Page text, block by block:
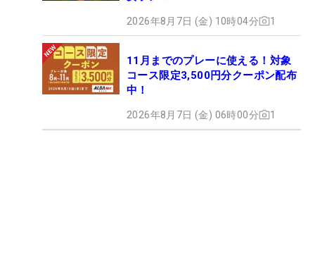
2026年8月7日 (金) 10時04分 1
11月までのプレーに使える！対象
コース限定3,500円分クーポン配布
中！
2026年8月7日 (金) 06時00分 1